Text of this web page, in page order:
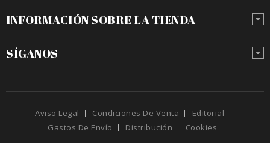
INFORMACIÓN SOBRE LA TIENDA
SÍGANOS
Aviso Legal Condiciones De Venta
Editorial
Gastos De Envío
Distribución Cookies